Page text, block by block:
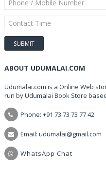
ABOUT UDUMALAI.COM
Udumalai.com is a Online Web
run by Udumalai Book Store
Phone: +91 73 73 73 77 42
Email: udumalai@gmail.com
WhatsApp Chat